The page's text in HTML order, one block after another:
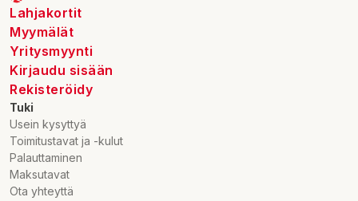
Lahjakortit
Myymälät
Yritysmyynti
Kirjaudu sisään
Rekisteröidy
Tuki
Usein kysyttyä
Toimitustavat ja -kulut
Palauttaminen
Maksutavat
Ota yhteyttä